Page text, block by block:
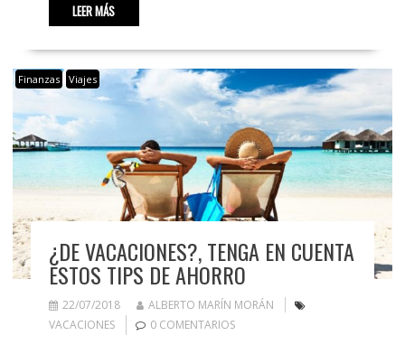
LEER MÁS
Finanzas Viajes
¿DE VACACIONES?, TENGA EN CUENTA
ESTOS TIPS DE AHORRO
22/07/2018
ALBERTO MARÍN MORÁN
VACACIONES
0 COMENTARIOS